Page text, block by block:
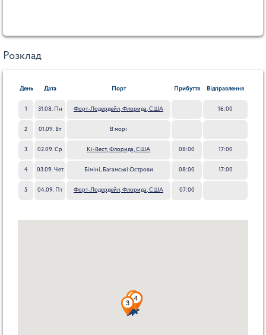
Розклад
День Дата Порт Прибуття Відправлення
1 31.08. Пн Форт-Лодердейл, Флорида, США 16:00
2 01.09. Вт В морі
3 02.09. Ср Кі-Вест, Флорида, США 08:00 17:00
4 03.09. Чет Біміні, Багамські Острови 08:00 17:00
5 04.09. Пт Форт-Лодердейл, Флорида, США 07:00